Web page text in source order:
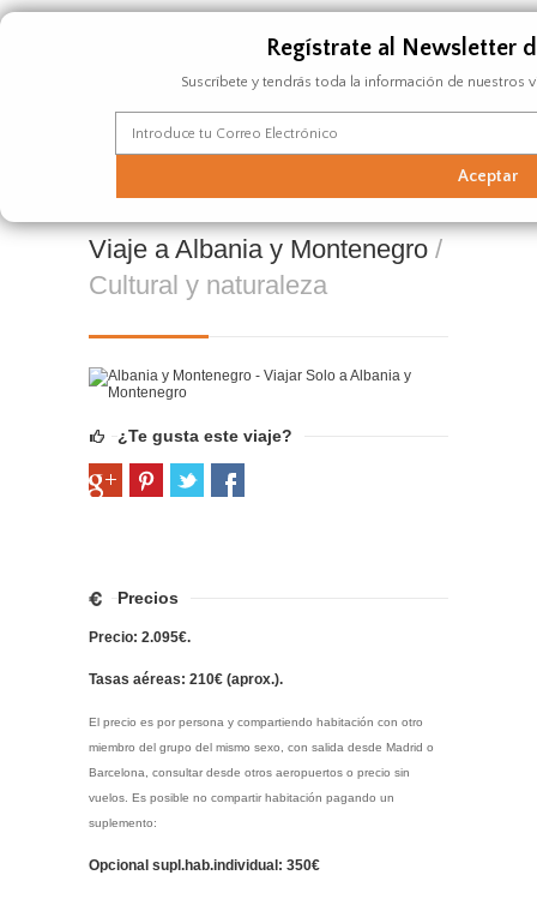
Regístrate al Newsletter
Suscríbete y tendrás toda la información de nuestros
hola@yporquenosolo.com (+34) 91 164 40 35
Viaje a Albania y Montenegro /
Cultural y naturaleza
¿Te gusta este viaje?
Precios
Precio: 2.095€.
Tasas aéreas: 210€ (aprox.).
El precio es por persona y compartiendo habitación con otro
miembro del grupo del mismo sexo, con salida desde Madrid o
Barcelona, consultar desde otros aeropuertos o precio sin
vuelos. Es posible no compartir habitación pagando un
suplemento:
Opcional supl.hab.individual: 350€